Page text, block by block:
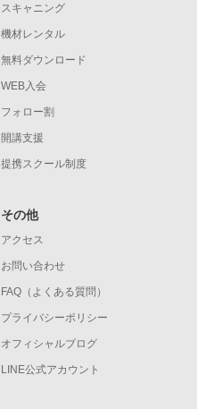
スキャニング
機材レンタル
無料ダウンロード
WEB入会
フォロー割
開講支援
提携スクール制度
その他
アクセス
お問い合わせ
FAQ（よくある質問）
プライバシーポリシー
オフィシャルブログ
LINE公式アカウント